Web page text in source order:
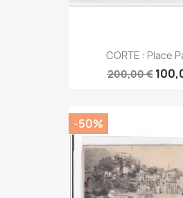
CORTE : Place
200,00 €
-50%